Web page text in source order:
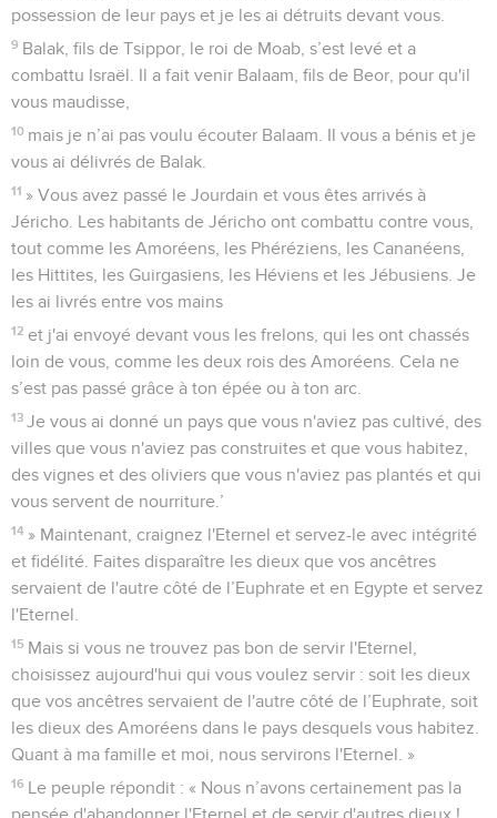
possession de leur pays et je les ai détruits devant vous.
9 Balak, fils de Tsippor, le roi de Moab, s’est levé et a
combattu Israël. Il a fait venir Balaam, fils de Beor, pour qu'il
vous maudisse,
10 mais je n’ai pas voulu écouter Balaam. Il vous a bénis et je
vous ai délivrés de Balak.
11 » Vous avez passé le Jourdain et vous êtes arrivés à
Jéricho. Les habitants de Jéricho ont combattu contre vous,
tout comme les Amoréens, les Phéréziens, les Cananéens,
les Hittites, les Guirgasiens, les Héviens et les Jébusiens. Je
les ai livrés entre vos mains
12 et j'ai envoyé devant vous les frelons, qui les ont chassés
loin de vous, comme les deux rois des Amoréens. Cela ne
s’est pas passé grâce à ton épée ou à ton arc.
13 Je vous ai donné un pays que vous n'aviez pas cultivé, des
villes que vous n'aviez pas construites et que vous habitez,
des vignes et des oliviers que vous n'aviez pas plantés et qui
vous servent de nourriture.’
14 » Maintenant, craignez l'Eternel et servez-le avec intégrité
et fidélité. Faites disparaître les dieux que vos ancêtres
servaient de l'autre côté de l’Euphrate et en Egypte et servez
l'Eternel.
15 Mais si vous ne trouvez pas bon de servir l'Eternel,
choisissez aujourd'hui qui vous voulez servir : soit les dieux
que vos ancêtres servaient de l'autre côté de l’Euphrate, soit
les dieux des Amoréens dans le pays desquels vous habitez.
Quant à ma famille et moi, nous servirons l'Eternel. »
16 Le peuple répondit : « Nous n’avons certainement pas la
pensée d'abandonner l'Eternel et de servir d'autres dieux !